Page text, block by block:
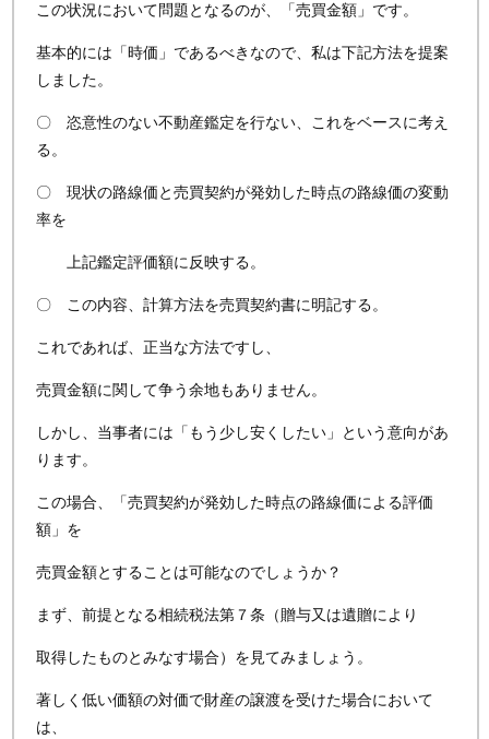
この状況において問題となるのが、「売買金額」です。
基本的には「時価」であるべきなので、私は下記方法を提案
しました。
〇 恣意性のない不動産鑑定を行ない、これをベースに考え
る。
〇 現状の路線価と売買契約が発効した時点の路線価の変動
率を
上記鑑定評価額に反映する。
〇 この内容、計算方法を売買契約書に明記する。
これであれば、正当な方法ですし、
売買金額に関して争う余地もありません。
しかし、当事者には「もう少し安くしたい」という意向があ
ります。
この場合、「売買契約が発効した時点の路線価による評価
額」を
売買金額とすることは可能なのでしょうか？
まず、前提となる相続税法第７条（贈与又は遺贈により
取得したものとみなす場合）を見てみましょう。
著しく低い価額の対価で財産の譲渡を受けた場合において
は、